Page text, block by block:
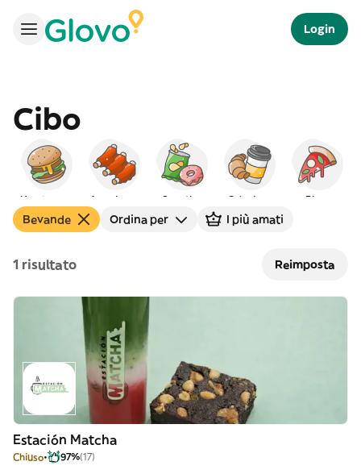
Login
Cibo
Hamburger Americano Spuntino Colazione Pizza
Bevande Ordina per I più amati
1 risultato Reimposta
Estación Matcha
Chiuso 97%(17)